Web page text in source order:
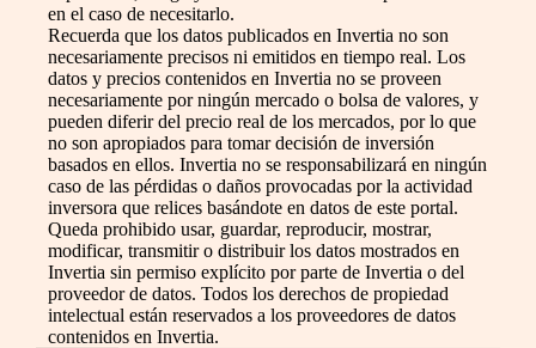
en el caso de necesitarlo.
Recuerda que los datos publicados en Invertia no son
necesariamente precisos ni emitidos en tiempo real. Los
datos y precios contenidos en Invertia no se proveen
necesariamente por ningún mercado o bolsa de valores, y
pueden diferir del precio real de los mercados, por lo que
no son apropiados para tomar decisión de inversión
basados en ellos. Invertia no se responsabilizará en ningún
caso de las pérdidas o daños provocadas por la actividad
inversora que relices basándote en datos de este portal.
Queda prohibido usar, guardar, reproducir, mostrar,
modificar, transmitir o distribuir los datos mostrados en
Invertia sin permiso explícito por parte de Invertia o del
proveedor de datos. Todos los derechos de propiedad
intelectual están reservados a los proveedores de datos
contenidos en Invertia.